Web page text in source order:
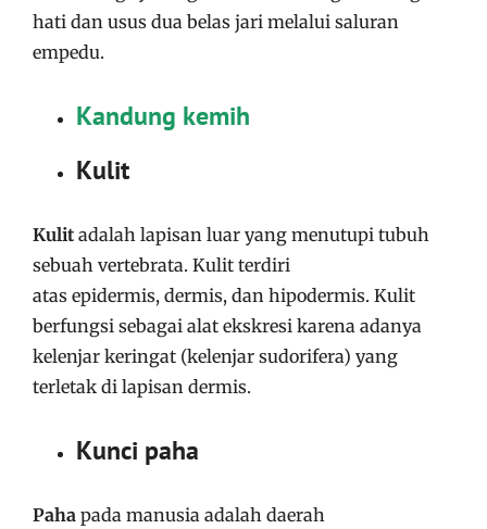
hati dan usus dua belas jari melalui saluran
empedu.
Kandung kemih
Kulit
Kulit adalah lapisan luar yang menutupi tubuh
sebuah vertebrata. Kulit terdiri
atas epidermis, dermis, dan hipodermis. Kulit
berfungsi sebagai alat ekskresi karena adanya
kelenjar keringat (kelenjar sudorifera) yang
terletak di lapisan dermis.
Kunci paha
Paha pada manusia adalah daerah